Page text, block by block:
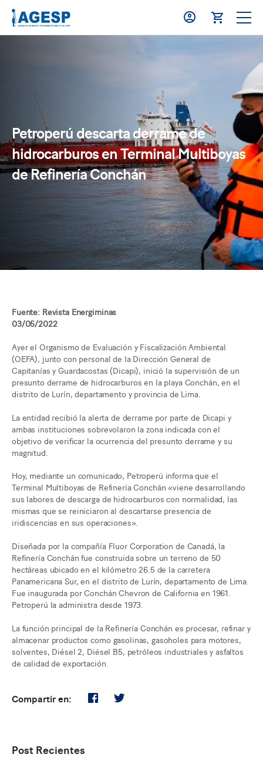
Petroperú descarta derrame de
hidrocarburos en Terminal Multiboyas
de Refinería Conchán
Fuente: Revista Energiminas
03/05/2022
Ayer el Organismo de Evaluación y Fiscalización Ambiental
(OEFA), junto con personal de la Dirección General de
Capitanías y Guardacostas (Dicapi), inició la supervisión de un
presunto derrame de hidrocarburos en la playa Conchán, en el
distrito de Lurín, departamento y provincia de Lima.
La entidad recibió la alerta de derrame por parte de Dicapi y
ambas instituciones sobrevolaron la zona indicada con el
objetivo de verificar la ocurrencia del presunto derrame y su
magnitud.
Hoy, mediante un comunicado, Petroperú informa que el
Terminal Multiboyas de Refinería Conchán «viene desarrollando
sus labores de descarga de hidrocarburos con normalidad, las
mismas que se reiniciaron al descartarse presencia de
iridiscencias en sus operaciones».
Diseñada por la compañía Fluor Corporation de Canadá, la
Refinería Conchán fue construida sobre un terreno de 50
hectáreas ubicado en el kilómetro 26.5 de la carretera
Panamericana Sur, en el distrito de Lurí­n, departamento de Lima.
Fue inaugurada por Conchán Chevron de California en 1961.
Petroperú la administra desde 1973.
La función principal de la Refinería Conchán es procesar, refinar y
almacenar productos como gasolinas, gasoholes para motores,
solventes, Diésel 2, Diésel B5, petróleos industriales y asfaltos
de calidad de exportación.
Compartir en:
Post Recientes